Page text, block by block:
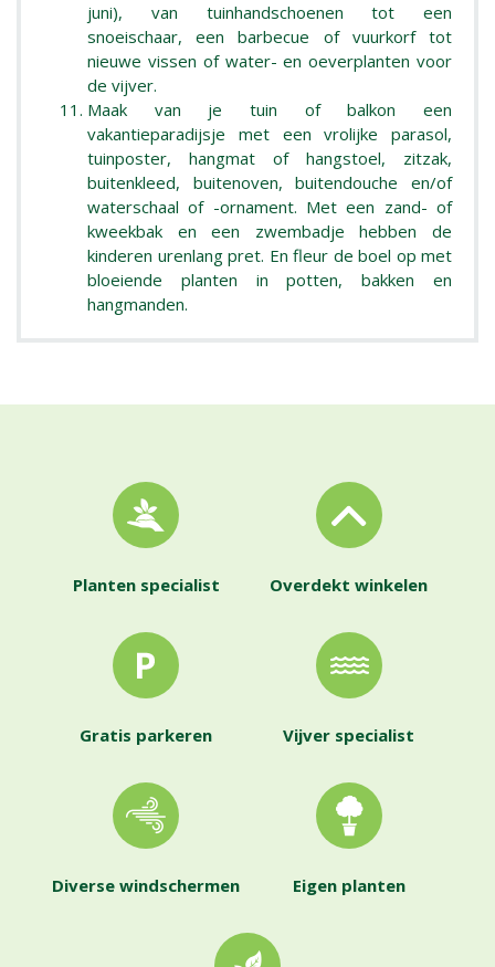
juni), van tuinhandschoenen tot een
snoeischaar, een barbecue of vuurkorf tot
nieuwe vissen of water- en oeverplanten voor
de vijver.
Maak van je tuin of balkon een
vakantieparadijsje met een vrolijke parasol,
tuinposter, hangmat of hangstoel, zitzak,
buitenkleed, buitenoven, buitendouche en/of
waterschaal of -ornament. Met een zand- of
kweekbak en een zwembadje hebben de
kinderen urenlang pret. En fleur de boel op met
bloeiende planten in potten, bakken en
hangmanden.
Planten specialist Overdekt winkelen
Gratis parkeren Vijver specialist
Diverse windschermen Eigen planten